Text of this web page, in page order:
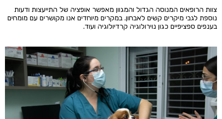
צוות הרופאים המנוסה הגדול והמגוון מאפשר אופציה של התייעצות ודעות
נוספת לגבי מיקרים קשים לאבחון. במקרים מיוחדים אנו מקושרים עם מומחים
בענפים ספציפיים כגון נוירולוגיה קרדיולוגיה ועוד.